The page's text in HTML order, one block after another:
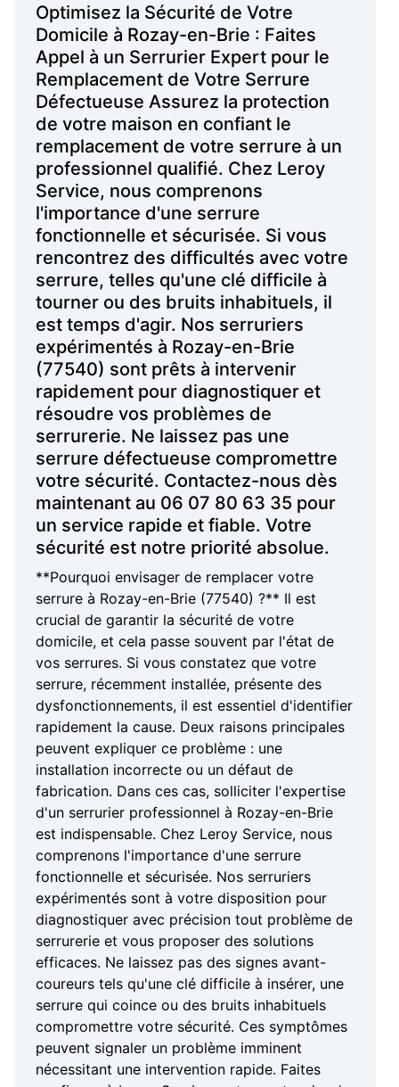
Optimisez la Sécurité de Votre
Domicile à Rozay-en-Brie : Faites
Appel à un Serrurier Expert pour le
Remplacement de Votre Serrure
Défectueuse Assurez la protection
de votre maison en confiant le
remplacement de votre serrure à un
professionnel qualifié. Chez Leroy
Service, nous comprenons
l'importance d'une serrure
fonctionnelle et sécurisée. Si vous
rencontrez des difficultés avec votre
serrure, telles qu'une clé difficile à
tourner ou des bruits inhabituels, il
est temps d'agir. Nos serruriers
expérimentés à Rozay-en-Brie
(77540) sont prêts à intervenir
rapidement pour diagnostiquer et
résoudre vos problèmes de
serrurerie. Ne laissez pas une
serrure défectueuse compromettre
votre sécurité. Contactez-nous dès
maintenant au 06 07 80 63 35 pour
un service rapide et fiable. Votre
sécurité est notre priorité absolue.
**Pourquoi envisager de remplacer votre
serrure à Rozay-en-Brie (77540) ?** Il est
crucial de garantir la sécurité de votre
domicile, et cela passe souvent par l'état de
vos serrures. Si vous constatez que votre
serrure, récemment installée, présente des
dysfonctionnements, il est essentiel d'identifier
rapidement la cause. Deux raisons principales
peuvent expliquer ce problème : une
installation incorrecte ou un défaut de
fabrication. Dans ces cas, solliciter l'expertise
d'un serrurier professionnel à Rozay-en-Brie
est indispensable. Chez Leroy Service, nous
comprenons l'importance d'une serrure
fonctionnelle et sécurisée. Nos serruriers
expérimentés sont à votre disposition pour
diagnostiquer avec précision tout problème de
serrurerie et vous proposer des solutions
efficaces. Ne laissez pas des signes avant-
coureurs tels qu'une clé difficile à insérer, une
serrure qui coince ou des bruits inhabituels
compromettre votre sécurité. Ces symptômes
peuvent signaler un problème imminent
nécessitant une intervention rapide. Faites